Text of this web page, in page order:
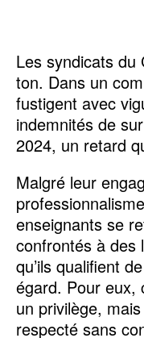
Les syndicats du
ton. Dans un
fustigent avec
indemnités de
2024, un retard
Malgré leur
enseignants se
confrontés à des
qu’ils qualifient
égard. Pour eux,
un privilège,
respecté sans